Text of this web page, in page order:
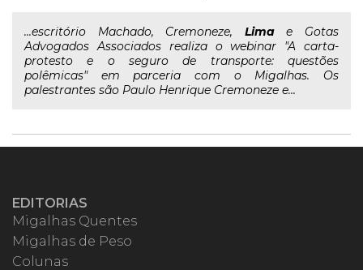
...escritório Machado, Cremoneze, Limae Gotas
Advogados Associados realiza o webinar "A carta-
protesto e o seguro de transporte: questões
polêmicas" em parceria com o Migalhas. Os
palestrantes são Paulo Henrique Cremoneze e...
EDITORIAS
Migalhas Quentes
Migalhas de Peso
Colunas